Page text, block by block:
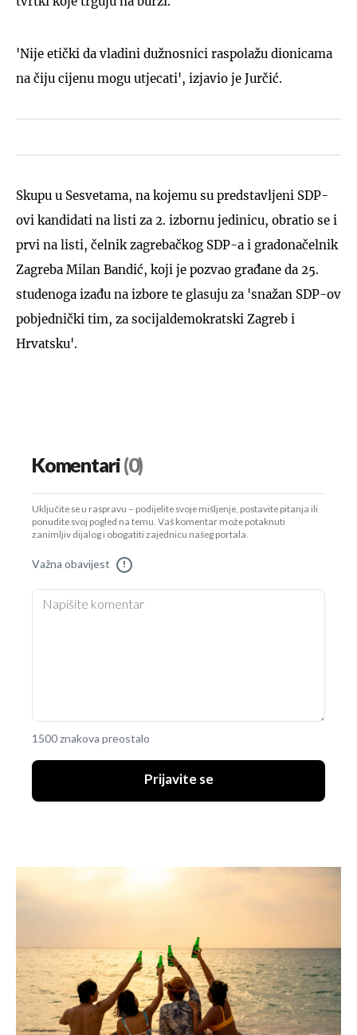
'Nije etički da vladini dužnosnici raspolažu dionicama
na čiju cijenu mogu utjecati', izjavio je Jurčić.
Skupu u Sesvetama, na kojemu su predstavljeni SDP-
ovi kandidati na listi za 2. izbornu jedinicu, obratio se i
prvi na listi, čelnik zagrebačkog SDP-a i gradonačelnik
Zagreba Milan Bandić, koji je pozvao građane da 25.
studenoga izađu na izbore te glasuju za 'snažan SDP-ov
pobjednički tim, za socijaldemokratski Zagreb i
Hrvatsku'.
Komentari(0)
Uključite se u raspravu – podijelite svoje mišljenje, postavite pitanja ili
ponudite svoj pogled na temu. Vaš komentar može potaknuti
zanimljiv dijalog i obogatiti zajednicu našeg portala.
Važna obavijest !
1500 znakova preostalo
Prijavite se